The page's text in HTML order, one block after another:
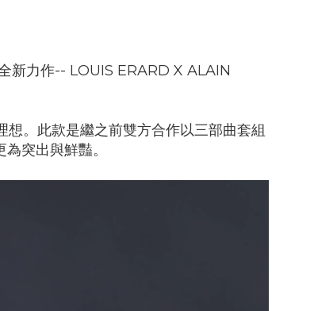
新力作-- LOUIS ERARD X ALAIN
。此款是繼之前雙方合作以三部曲套組
突出與鮮豔。